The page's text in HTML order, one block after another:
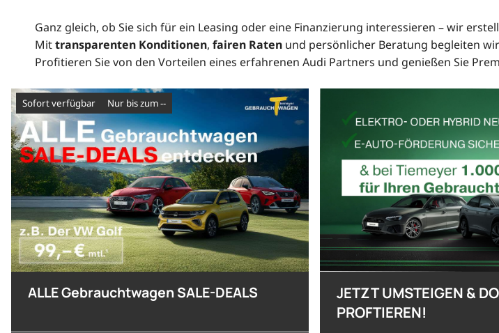
Ganz gleich, ob Sie sich für ein Leasing oder eine Finanzierung interessieren – wir
Mittransparenten Konditionen, fairen Ratenund persönlicher Beratung begleiten
Profitieren Sie von den Vorteilen eines erfahrenen Audi Partners und genießen Sie
sofort verfügbar nur bis zum --
ALLE Gebrauchtwagen SALE-DEALS
JETZT UMSTEIGEN &
PROFTIEREN!